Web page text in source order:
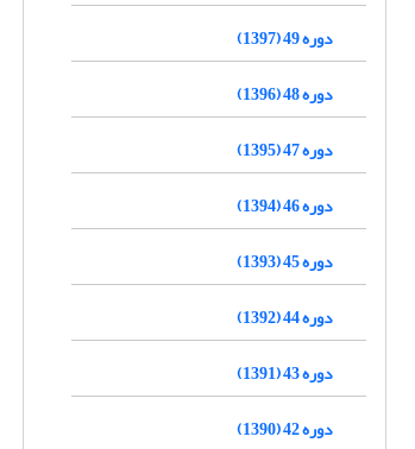
دوره 49 (1397)
دوره 48 (1396)
دوره 47 (1395)
دوره 46 (1394)
دوره 45 (1393)
دوره 44 (1392)
دوره 43 (1391)
دوره 42 (1390)